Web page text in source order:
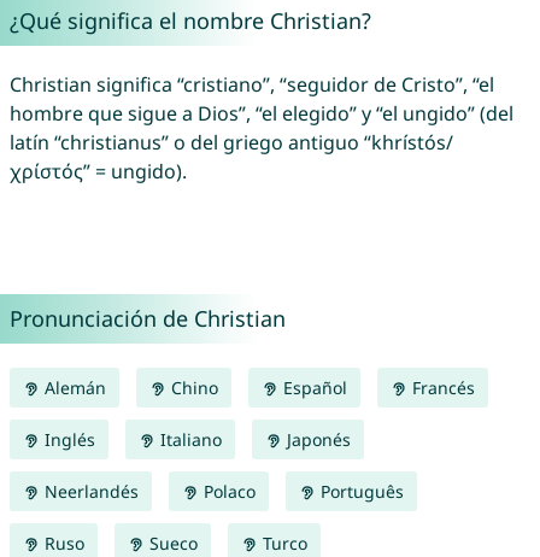
¿Qué significa el nombre Christian?
Christian significa “cristiano”, “seguidor de Cristo”, “el
hombre que sigue a Dios”, “el elegido” y “el ungido” (del
latín “christianus” o del griego antiguo “khrístós/
χρίστός” = ungido).
Pronunciación de Christian
Alemán Chino Español Francés
Inglés Italiano Japonés
Neerlandés Polaco Português
Ruso Sueco Turco